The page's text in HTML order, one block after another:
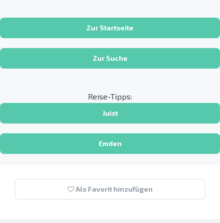
Zur Startseite
Zur Suche
Reise-Tipps:
Juist
Emden
Als Favorit hinzufügen